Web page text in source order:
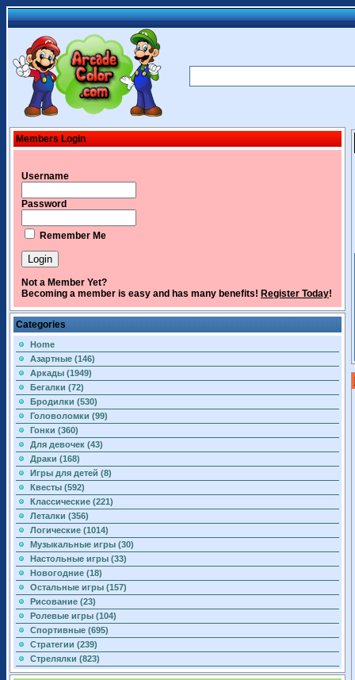
Members Login
Username
Password
Remember Me
Not a Member Yet?
Becoming a member is easy and has many benefits! Register Today!
Categories
Home
Азартные (146)
Аркады (1949)
Бегалки (72)
Бродилки (530)
Головоломки (99)
Гонки (360)
Для девочек (43)
Драки (168)
Игры для детей (8)
Квесты (592)
Классические (221)
Леталки (356)
Логические (1014)
Музыкальные игры (30)
Настольные игры (33)
Новогодние (18)
Остальные игры (157)
Рисование (23)
Ролевые игры (104)
Спортивные (695)
Стратегии (239)
Стрелялки (823)